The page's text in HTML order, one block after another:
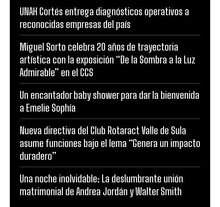
UNAH Cortés entrega diagnósticos operativos a
reconocidas empresas del país
Miguel Sorto celebra 20 años de trayectoria
artística con la exposición “De la Sombra a la Luz
Admirable” en el CCS
Un encantador baby shower para dar la bienvenida
a Emelie Sophía
Nueva directiva del Club Rotaract Valle de Sula
asume funciones bajo el lema “Genera un impacto
duradero”
Una noche inolvidable: La deslumbrante unión
matrimonial de Andrea Jordán y Walter Smith